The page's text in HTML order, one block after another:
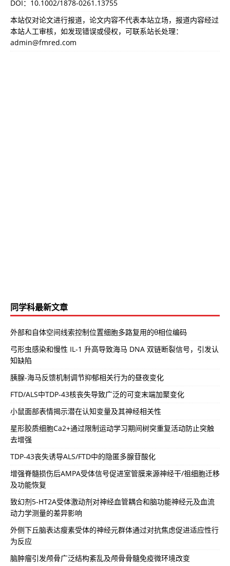
DOI： 10.1002/1878-0261.13755
本站仅对论文进行报道，论文内容不代表本站立场，报道内容经过
本站人工审核，如发现错误或侵权，可联系站长处理：
admin@fmred.com
同学科最新文章
外部和自体空间线索控制位置细胞多路复用的θ相位编码
弓形虫感染和慢性 IL-1 升高导致海马 DNA 双链断裂信号，引发认
知缺陷
胰腺-海马反馈机制调节抑郁相关行为的昼夜变化
FTD/ALS中TDP-43核丧失导致广泛的可变末端加聚变化
小鼠面部表情揭示潜在认知变量及其神经相关性
星形胶质细胞Ca2+通过限制运动学习期间树突重复活动防止突触
去增强
TDP-43丧失诱导ALS/FTD中的隐匿多腺苷酸化
增强脊髓损伤后AMPA受体信号促进室管膜来源神经干/祖细胞迁移
及功能恢复
致幻剂5-HT2A受体激动剂对神经血管耦合和脑功能神经元及血流
动力学测量的差异影响
外侧下丘脑表达瘦素受体的神经元群体通过对抗焦虑促进适应性行
为反应
脑肿瘤引发颅骨广泛结构紊乱及颅骨骨髓免疫微环境改变